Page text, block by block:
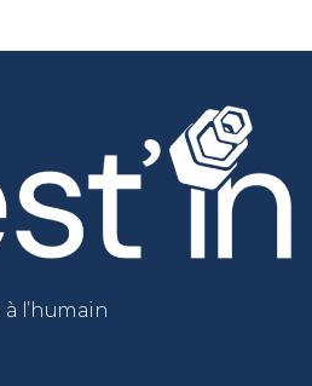
l’humain